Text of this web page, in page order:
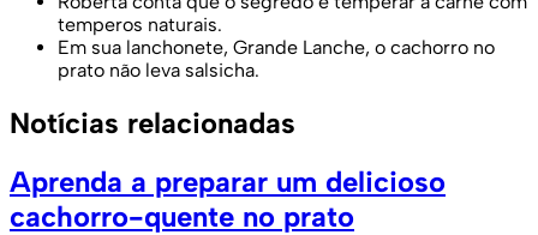
temperos naturais.
Em sua lanchonete, Grande Lanche, o cachorro no
prato não leva salsicha.
Notícias relacionadas
Aprenda a preparar um delicioso
cachorro-quente no prato